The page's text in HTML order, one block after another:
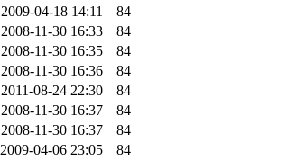
2009-04-18 14:11
84
2008-11-30 16:33
84
2008-11-30 16:35
84
2008-11-30 16:36
84
2011-08-24 22:30
84
2008-11-30 16:37
84
2008-11-30 16:37
84
2009-04-06 23:05
84